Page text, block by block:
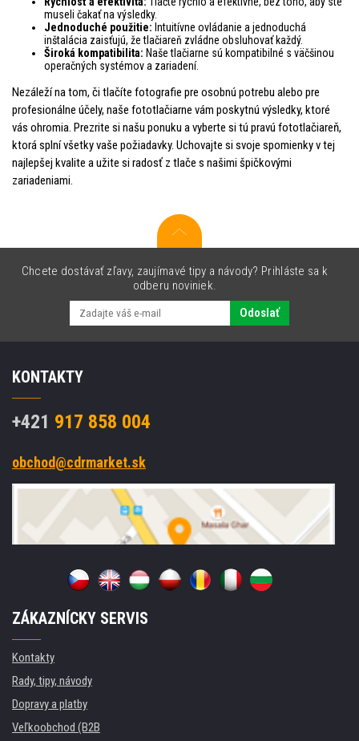
museli čakať na výsledky.
Jednoduché použitie: Intuitívne ovládanie a jednoduchá
inštalácia zaisťujú, že tlačiareň zvládne obsluhovať každý.
Široká kompatibilita: Naše tlačiarne sú kompatibilné s väčšinou
operačných systémov a zariadení.
Nezáleží na tom, či tlačíte fotografie pre osobnú potrebu alebo pre
profesionálne účely, naše fototlačiarne vám poskytnú výsledky, ktoré
vás ohromia. Prezrite si našu ponuku a vyberte si tú pravú fototlačiareň,
ktorá splní všetky vaše požiadavky. Uchovajte si svoje spomienky v tej
najlepšej kvalite a užite si radosť z tlače s našimi špičkovými
zariadeniami.
Chcete dostávať zľavy, zaujímavé tipy a návody? Prihláste sa k
odberu noviniek.
Odoslať
KONTAKTY
+421 917 858 004
obchod@cdrmarket.sk
ZÁKAZNÍCKY SERVIS
Kontakty
Rady, tipy, návody
Dopravy a platby
Veľkoobchod (B2B